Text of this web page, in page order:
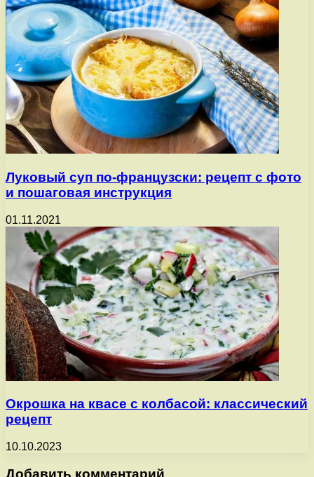
Луковый суп по-французски: рецепт с фото
и пошаговая инструкция
01.11.2021
Окрошка на квасе с колбасой: классический
рецепт
10.10.2023
Добавить комментарий